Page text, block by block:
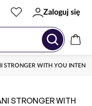
Zaloguj się
STRONGER WITH YOU
STRONGER WITH